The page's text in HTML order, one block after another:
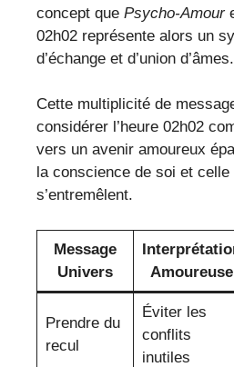
concept que Psycho-Amour
02h02 représente alors un
d’échange et d’union d’âmes.
Cette multiplicité de
considérer l’heure 02h02
vers un avenir amoureux
la conscience de soi et celle
s’entremêlent.
Message
Univers
Amoureuse
Prendre du
recul
Éviter les
conflits
inutiles